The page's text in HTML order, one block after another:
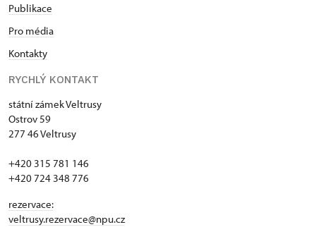
Publikace
Pro média
Kontakty
RYCHLÝ KONTAKT
státní zámek Veltrusy
Ostrov 59
277 46 Veltrusy
+420 315 781 146
+420 724 348 776
rezervace:
veltrusy.rezervace@npu.cz